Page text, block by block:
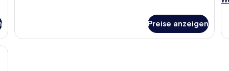
Preise anzeigen
Sofa, einem Glastisch und einem großen Fenster mit Vorhängen.